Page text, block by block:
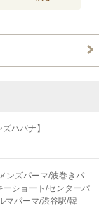
ハバナ】
ンズパーマ/波巻きパ
ーショート/センターパ
マパーマ/渋谷駅/韓